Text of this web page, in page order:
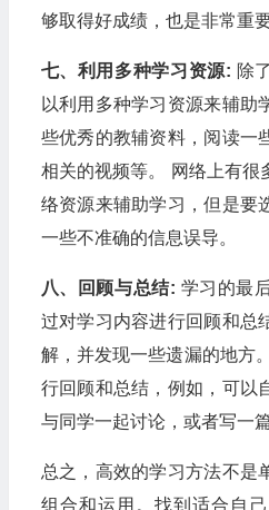
够取得好成绩，也是非常重要
七、利用多种学习资源: 除
以利用多种学习资源来辅助
些优秀的教辅资料，阅读一
相关的视频等。 网络上有很
络资源来辅助学习，但是要
一些不准确的信息误导。
八、回顾与总结: 学习的最
过对学习内容进行回顾和总
解，并发现一些遗漏的地方
行回顾和总结，例如，可以
与同学一起讨论，或者写一
总之，高效的学习方法不是
组合和运用。找到适合自